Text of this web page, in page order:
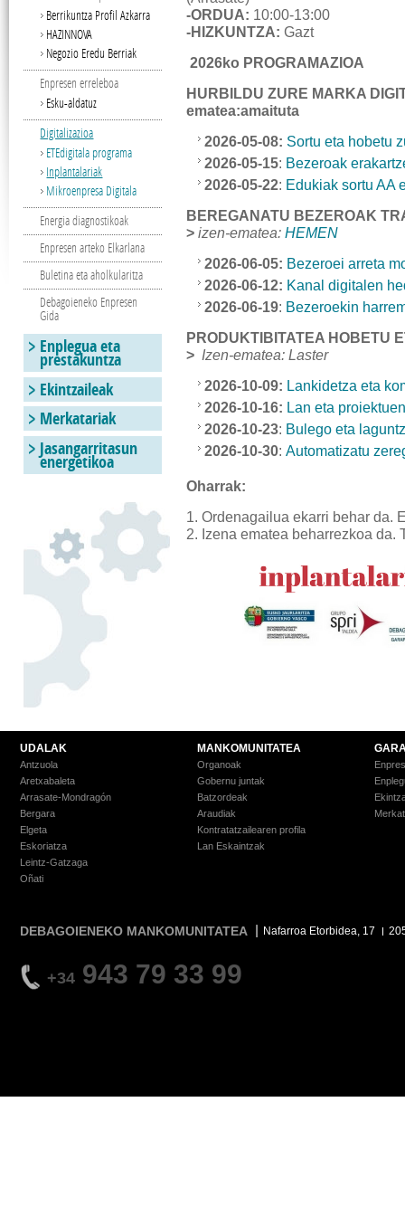
-ORDUA: 10:00-13:00
-HIZKUNTZA: Gazt
2026ko PROGRAMAZIOA
HURBILDU ZURE MARKA
ematea:amaituta
2026-05-08: Sortu eta hobetu
2026-05-15: Bezeroak
2026-05-22: Edukiak sortu AA
BEREGANATU BEZEROAK
> izen-ematea:HEMEN
2026-06-05: Bezeroei arreta
2026-06-12: Kanal digitalen
2026-06-19: Bezeroekin
PRODUKTIBITATEA HOBETU
> Izen-ematea: Laster
2026-10-09: Lankidetza eta
2026-10-16: Lan eta
2026-10-23: Bulego eta
2026-10-30:Automatizatu
Oharrak:
Ordenagailua ekarri behar da.
Izena ematea beharrezkoa
Berrikuntza Profil Azkarra
HAZINNOVA
Negozio Eredu Berriak
Enpresen erreleboa
Esku-aldatuz
Digitalizazioa
ETEdigitala programa
Inplantalariak
Mikroenpresa Digitala
Energia diagnostikoak
Enpresen arteko Elkarlana
Buletina eta aholkularitza
Debagoieneko Enpresen
Gida
Enplegua eta
prestakuntza
Ekintzaileak
Merkatariak
Jasangarritasun
energetikoa
UDALAK
Antzuola
Aretxabaleta
Arrasate-Mondragón
Bergara
Elgeta
Eskoriatza
Leintz-Gatzaga
Oñati
MANKOMUNITATEA
Organoak
Gobernu juntak
Batzordeak
Araudiak
Kontratatzailearen profila
Lan Eskaintzak
DEBAGOIENEKO MANKOMUNITATEA Nafarroa Etorbidea, 17
+34 943 79 33 99